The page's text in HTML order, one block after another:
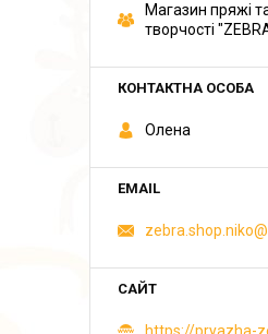
Магазин пряжі
творчості
Олена